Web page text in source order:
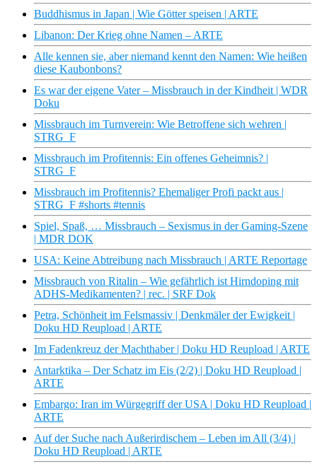
Buddhismus in Japan | Wie Götter speisen | ARTE
Libanon: Der Krieg ohne Namen – ARTE
Alle kennen sie, aber niemand kennt den Namen: Wie heißen
diese Kaubonbons?
Es war der eigene Vater – Missbrauch in der Kindheit | WDR
Doku
Missbrauch im Turnverein: Wie Betroffene sich wehren |
STRG_F
Missbrauch im Profitennis: Ein offenes Geheimnis? |
STRG_F
Missbrauch im Profitennis? Ehemaliger Profi packt aus |
STRG_F #shorts #tennis
Spiel, Spaß, … Missbrauch – Sexismus in der Gaming-Szene
| MDR DOK
USA: Keine Abtreibung nach Missbrauch | ARTE Reportage
Missbrauch von Ritalin – Wie gefährlich ist Hirndoping mit
ADHS-Medikamenten? | rec. | SRF Dok
Petra, Schönheit im Felsmassiv | Denkmäler der Ewigkeit |
Doku HD Reupload | ARTE
Im Fadenkreuz der Machthaber | Doku HD Reupload | ARTE
Antarktika – Der Schatz im Eis (2/2) | Doku HD Reupload |
ARTE
Embargo: Iran im Würgegriff der USA | Doku HD Reupload |
ARTE
Auf der Suche nach Außerirdischem – Leben im All (3/4) |
Doku HD Reupload | ARTE